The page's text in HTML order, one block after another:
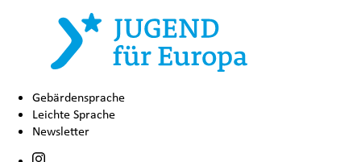
Gebärdensprache
Leichte Sprache
Newsletter